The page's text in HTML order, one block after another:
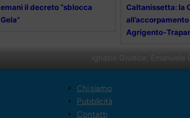
Ignazio Giudice, Emanuele
emani il decreto “sblocca
Gela”
Caltanissetta: la
Agrigento-
Chi siamo
Pubblicità
Contatti